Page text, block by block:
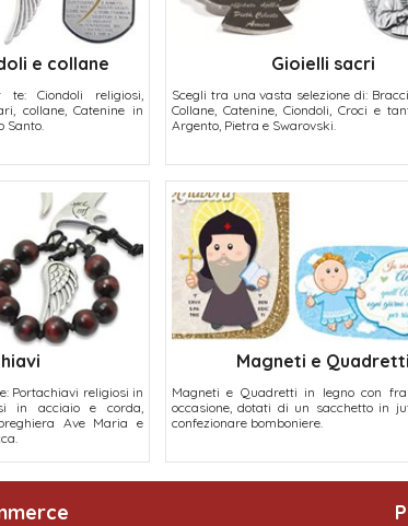
e collane
Ciondoli religiosi,
collane, Catenine in
Santo.
Gioielli sacri
Scegli tra una vasta selezione di:
Collane, Catenine, Ciondoli, Croci e
Argento, Pietra e Swarovski.
Portachiavi religiosi in
in acciaio e corda,
Ave Maria e
Magneti e Quadretti
Magneti e Quadretti in legno con
occasione, dotati di un sacchetto in
confezionare bomboniere.